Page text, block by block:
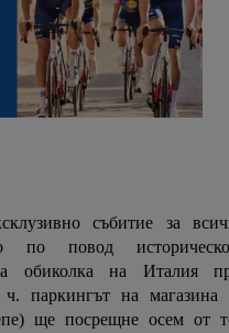
събитие за
по повод
обиколка на Италия
паркингът на магазина
ще посрещне осем от